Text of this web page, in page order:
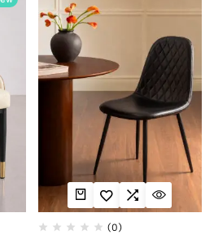
(0)